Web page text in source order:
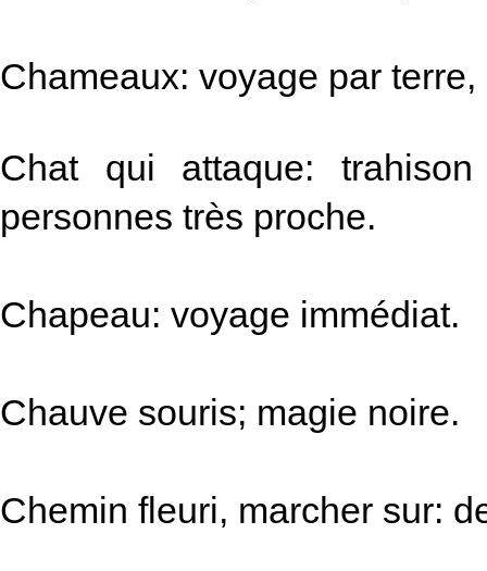
Chameaux: voyage par
Chat qui attaque:
personnes très proche.
Chapeau: voyage immédiat.
Chauve souris; magie noire.
Chemin fleuri, marcher sur: